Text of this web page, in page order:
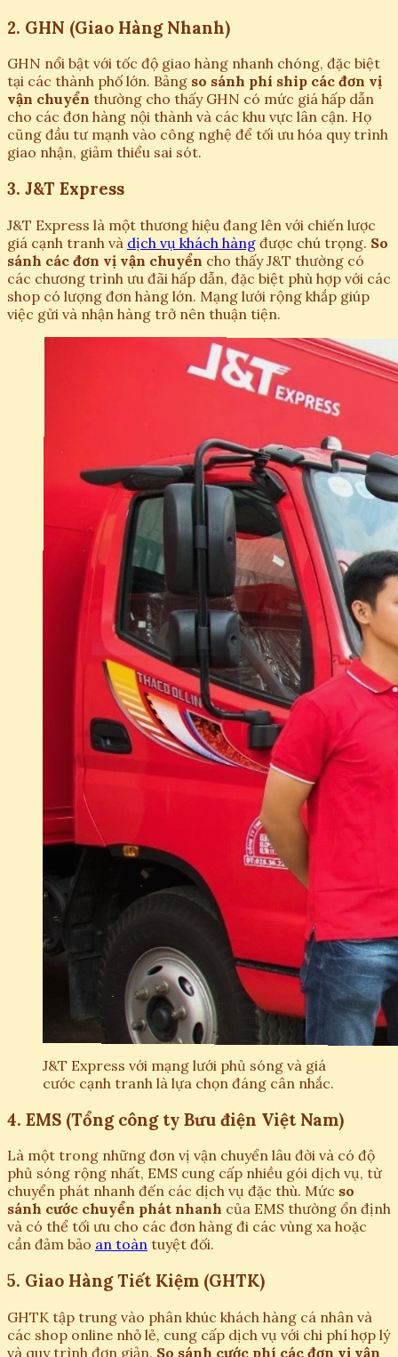
2. GHN (Giao Hàng Nhanh)
GHN nổi bật với tốc độ giao hàng nhanh chóng, đặc biệt
tại các thành phố lớn. Bảng so sánh phí ship các đơn vị
vận chuyển thường cho thấy GHN có mức giá hấp dẫn
cho các đơn hàng nội thành và các khu vực lân cận. Họ
cũng đầu tư mạnh vào công nghệ để tối ưu hóa quy trình
giao nhận, giảm thiểu sai sót.
3. J&T Express
J&T Express là một thương hiệu đang lên với chiến lược
giá cạnh tranh và dịch vụ khách hàng được chú trọng. So
sánh các đơn vị vận chuyển cho thấy J&T thường có
các chương trình ưu đãi hấp dẫn, đặc biệt phù hợp với các
shop có lượng đơn hàng lớn. Mạng lưới rộng khắp giúp
việc gửi và nhận hàng trở nên thuận tiện.
J&T Express với mạng lưới phủ sóng và giá
cước cạnh tranh là lựa chọn đáng cân nhắc.
4. EMS (Tổng công ty Bưu điện Việt Nam)
Là một trong những đơn vị vận chuyển lâu đời và có độ
phủ sóng rộng nhất, EMS cung cấp nhiều gói dịch vụ, từ
chuyển phát nhanh đến các dịch vụ đặc thù. Mức so
sánh cước chuyển phát nhanh của EMS thường ổn định
và có thể tối ưu cho các đơn hàng đi các vùng xa hoặc
cần đảm bảo an toàn tuyệt đối.
5. Giao Hàng Tiết Kiệm (GHTK)
GHTK tập trung vào phân khúc khách hàng cá nhân và
các shop online nhỏ lẻ, cung cấp dịch vụ với chi phí hợp lý
và quy trình đơn giản. So sánh cước phí các đơn vị vận